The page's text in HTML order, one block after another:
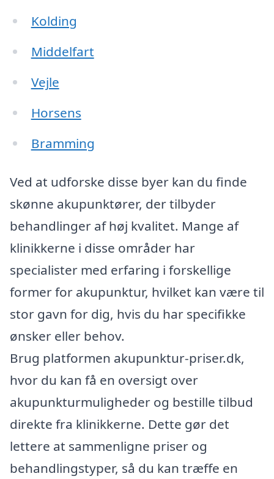
Kolding
Middelfart
Vejle
Horsens
Bramming
Ved at udforske disse byer kan du finde
skønne akupunktører, der tilbyder
behandlinger af høj kvalitet. Mange af
klinikkerne i disse områder har
specialister med erfaring i forskellige
former for akupunktur, hvilket kan være til
stor gavn for dig, hvis du har specifikke
ønsker eller behov.
Brug platformen akupunktur-priser.dk,
hvor du kan få en oversigt over
akupunkturmuligheder og bestille tilbud
direkte fra klinikkerne. Dette gør det
lettere at sammenligne priser og
behandlingstyper, så du kan træffe en